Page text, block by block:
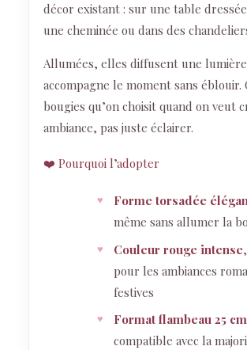
décor existant : sur une table
une cheminée ou dans des
Allumées, elles diffusent une
accompagne le moment sans éblouir.
bougies qu’on choisit quand on veut
ambiance, pas juste éclairer.
❤️ Pourquoi l’adopter
Forme torsadée
même sans allumer la
Couleur rouge intense
pour les ambiances
festives
Format flambeau 25 cm
compatible avec la